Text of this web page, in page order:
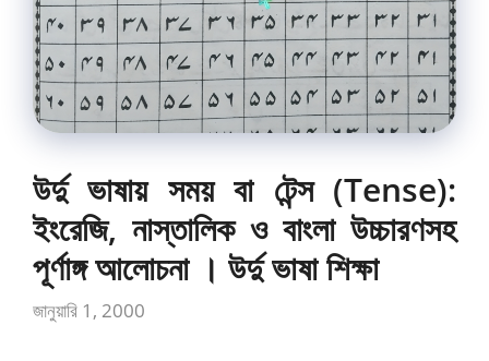
উর্দু ভাষায় সময় বা টেন্স (Tense):
ইংরেজি, নাস্তালিক ও বাংলা উচ্চারণসহ
পূর্ণাঙ্গ আলোচনা । উর্দু ভাষা শিক্ষা
জানুয়ারি 1, 2000